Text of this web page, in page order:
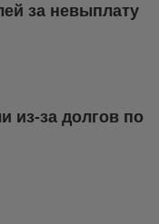
за невыплату
из-за долгов по